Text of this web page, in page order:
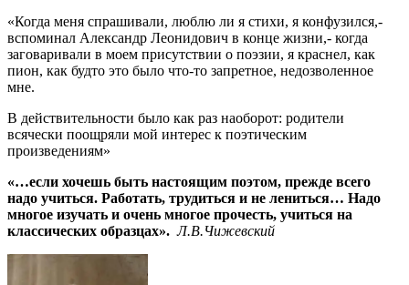
«Когда меня спрашивали, люблю ли я стихи, я конфузился,-
вспоминал Александр Леонидович в конце жизни,- когда
заговаривали в моем присутствии о поэзии, я краснел, как
пион, как будто это было что-то запретное, недозволенное
мне.
В действительности было как раз наоборот: родители
всячески поощряли мой интерес к поэтическим
произведениям»
«…если хочешь быть настоящим поэтом, прежде всего
надо учиться. Работать, трудиться и не лениться… Надо
многое изучать и очень многое прочесть, учиться на
классических образцах».Л.В.Чижевский